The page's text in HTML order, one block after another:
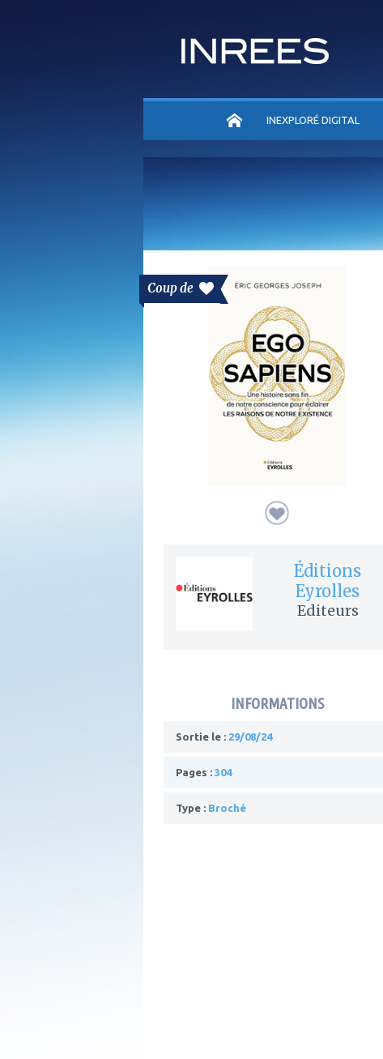
ACCUEILINEXPLORÉ DIGITAL
Coup de
Éditions
Eyrolles
Editeurs
INFORMATIONS
Sortie le : 29/08/24
Pages : 304
Type : Broché